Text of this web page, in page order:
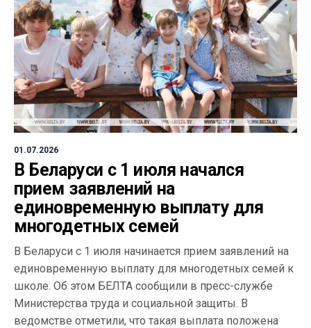
01.07.2026
В Беларуси с 1 июля начался
прием заявлений на
единовременную выплату для
многодетных семей
В Беларуси с 1 июля начинается прием заявлений на
единовременную выплату для многодетных семей к
школе. Об этом БЕЛТА сообщили в пресс-службе
Министерства труда и социальной защиты. В
ведомстве отметили, что такая выплата положена